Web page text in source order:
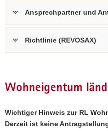
Ansprechpartner und
Richtlinie (REVOSAX)
Wohneigentum
Wichtiger Hinweis zur RL
Derzeit ist keine